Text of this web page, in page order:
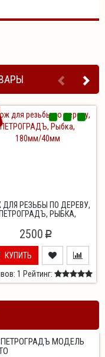
ДЛЯ РЕЗЬБЫ ПО ДЕРЕВУ,
ПЕТРОГРАДЪ, РЫБКА,
2500 p
КУПИТЬ
1 Рейтинг:
МОДЕЛЬ